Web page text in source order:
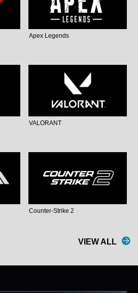
Apex Legends
VALORANT
Counter-Strike 2
VIEW ALL